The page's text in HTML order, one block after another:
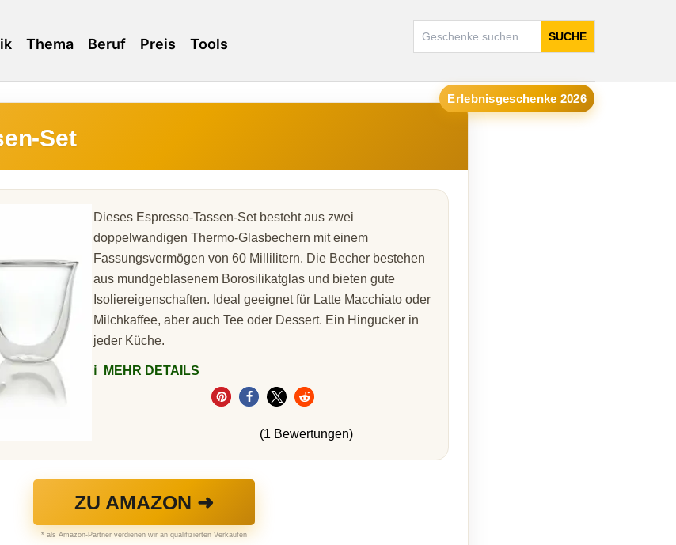
SUCHE
Thema Beruf Preis Tools
Erlebnisgeschenke 2026
Set
Dieses Espresso-Tassen-Set besteht aus zwei
doppelwandigen Thermo-Glasbechern mit einem
Fassungsvermögen von 60 Millilitern. Die Becher bestehen
aus mundgeblasenem Borosilikatglas und bieten gute
Isoliereigenschaften. Ideal geeignet für Latte Macchiato oder
Milchkaffee, aber auch Tee oder Dessert. Ein Hingucker in
jeder Küche.
ℹ️ MEHR DETAILS
(1 Bewertungen)
ZU AMAZON ➜
* als Amazon-Partner verdienen wir an qualifizierten Verkäufen